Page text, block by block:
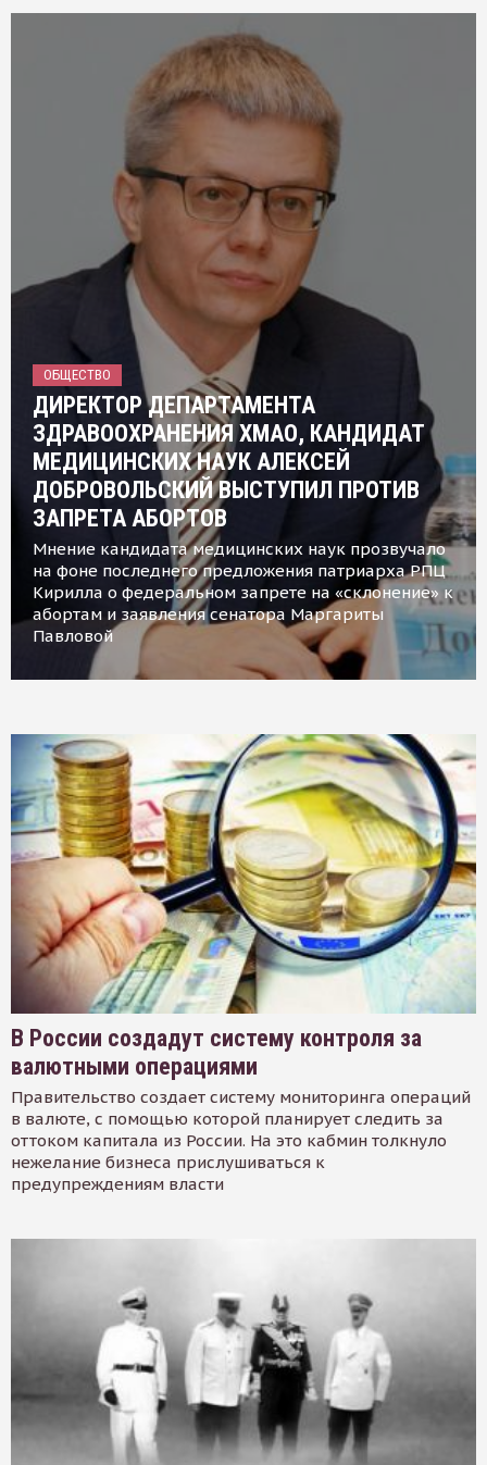
ОБЩЕСТВО
ДИРЕКТОР ДЕПАРТАМЕНТА
ЗДРАВООХРАНЕНИЯ ХМАО, КАНДИДАТ
МЕДИЦИНСКИХ НАУК АЛЕКСЕЙ
ДОБРОВОЛЬСКИЙ ВЫСТУПИЛ ПРОТИВ
ЗАПРЕТА АБОРТОВ
Мнение кандидата медицинских наук прозвучало
на фоне последнего предложения патриарха РПЦ
Кирилла о федеральном запрете на «склонение» к
абортам и заявления сенатора Маргариты
Павловой
В России создадут систему контроля за
валютными операциями
Правительство создает систему мониторинга операций
в валюте, с помощью которой планирует следить за
оттоком капитала из России. На это кабмин толкнуло
нежелание бизнеса прислушиваться к
предупреждениям власти